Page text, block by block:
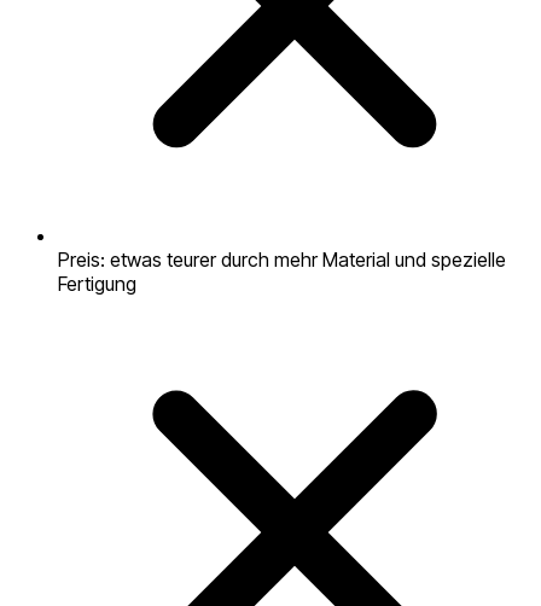
Preis: etwas teurer durch mehr Material und spezielle
Fertigung